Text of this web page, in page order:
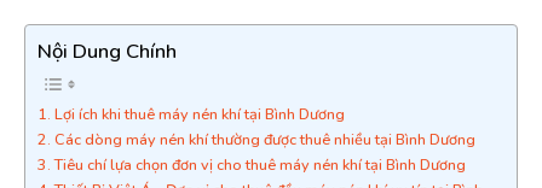
Nội Dung Chính
Lợi ích khi thuê máy nén khí tại Bình Dương
Các dòng máy nén khí thường được thuê nhiều tại Bình Dương
Tiêu chí lựa chọn đơn vị cho thuê máy nén khí tại Bình Dương